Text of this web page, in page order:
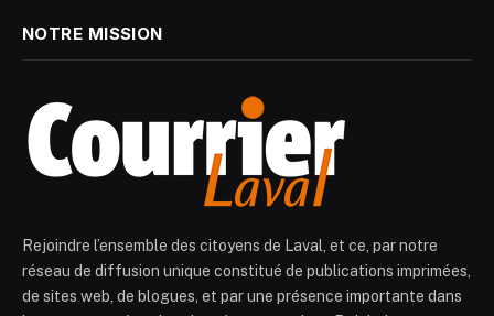
NOTRE MISSION
Rejoindre l’ensemble des citoyens de Laval, et ce, par notre
réseau de diffusion unique constitué de publications imprimées,
de sites web, de blogues, et par une présence importante dans